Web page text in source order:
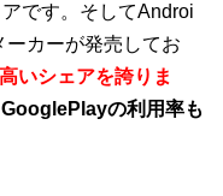
です。そしてAndroi
カーが発売してお
いシェアを誇りま
GooglePlayの利用率も